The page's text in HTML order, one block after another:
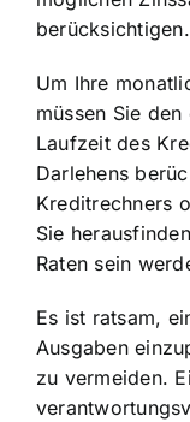
berücksichtigen.
Um Ihre
müssen Sie
Laufzeit des
Darlehens
Kreditrechners
Sie
Raten sein
Es ist ratsam,
Ausgaben
zu vermeiden.